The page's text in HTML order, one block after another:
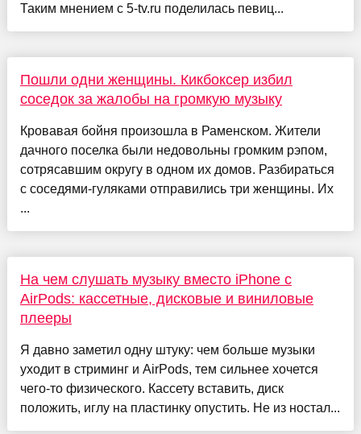
Таким мнением с 5-tv.ru поделилась певиц...
Пошли одни женщины. Кикбоксер избил
соседок за жалобы на громкую музыку
Кровавая бойня произошла в Раменском. Жители
дачного поселка были недовольны громким рэпом,
сотрясавшим округу в одном их домов. Разбираться
с соседями-гуляками отправились три женщины. Их
...
На чем слушать музыку вместо iPhone с
AirPods: кассетные, дисковые и виниловые
плееры
Я давно заметил одну штуку: чем больше музыки
уходит в стриминг и AirPods, тем сильнее хочется
чего-то физического. Кассету вставить, диск
положить, иглу на пластинку опустить. Не из ностал...